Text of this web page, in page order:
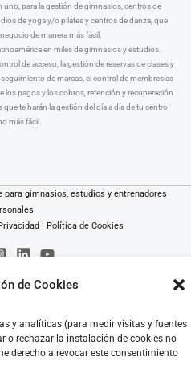
de Cookies
y analíticas (para medir visitas y fuentes
o rechazar la instalación de cookies no
derecho a revocar este consentimiento
para la gestión de gimnasios, centros de
de yoga y/o pilates y centros de danza, que
de manera más fácil.
en miles de gimnasios y estudios.
de acceso, la gestión de reservas de clases y
de marcas, el control de membresías
los pagos y los cobros, retención y recuperación
te harán la gestión del día a día de tu centro
más fácil.
para gimnasios, estudios y entrenadores
| Política de Cookies